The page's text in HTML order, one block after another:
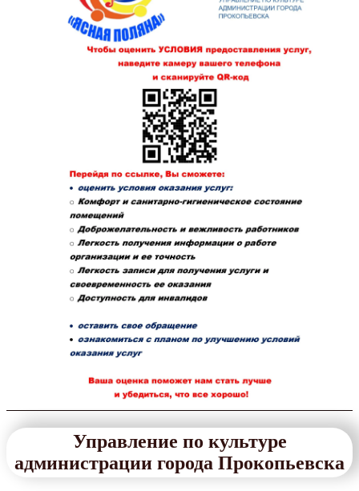
Управление по культуре
администрации города Прокопьевска